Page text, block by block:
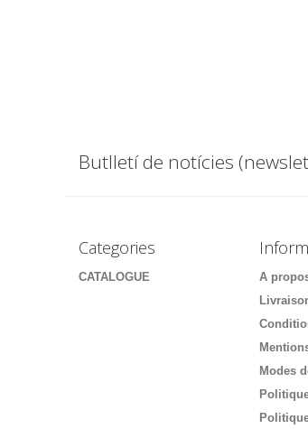
Butlletí de notícies
Categories
CATALOGUE
A
Modes